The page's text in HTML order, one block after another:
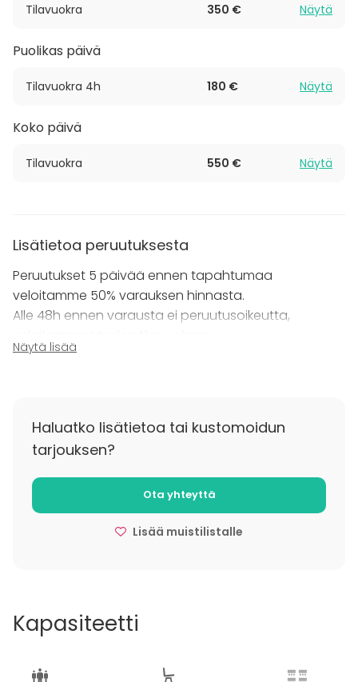
Tilavuokra 350 € Näytä
Puolikas päivä
Tilavuokra 4h 180 € Näytä
Koko päivä
Tilavuokra 550 € Näytä
Lisätietoa peruutuksesta
Peruutukset 5 päivää ennen tapahtumaa
veloitamme 50% varauksen hinnasta.
Alle 48h ennen varausta ei peruutusoikeutta,
Näytä lisää
Haluatko lisätietoa tai kustomoidun
tarjouksen?
Ota yhteyttä
Lisää muistilistalle
Kapasiteetti